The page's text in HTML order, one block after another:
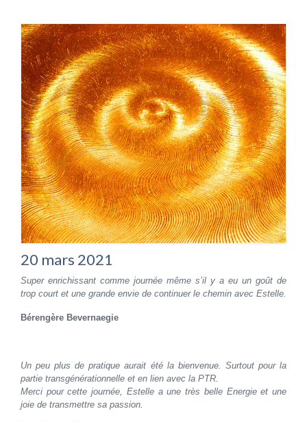
20 mars 2021
Super enrichissant comme journée même s’il y a eu un goût de
trop court et une grande envie de continuer le chemin avec Estelle.
Bérengère Bevernaegie
Un peu plus de pratique aurait été la bienvenue. Surtout pour la
partie transgénérationnelle et en lien avec la PTR.
Merci pour cette journée, Estelle a une très belle Energie et une
joie de transmettre sa passion.